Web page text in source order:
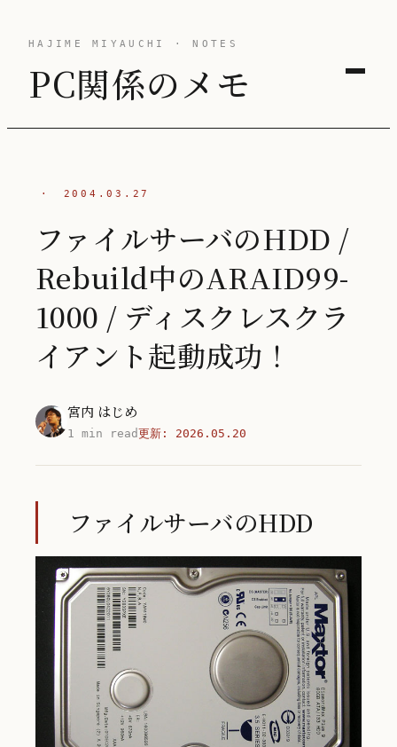
HAJIME MIYAUCHI · NOTES
PC関係のメモ
· 2004.03.27
ファイルサーバのHDD /
Rebuild中のARAID99-
1000 / ディスクレスクラ
イアント起動成功！
宮内 はじめ
1 min read更新: 2026.05.20
ファイルサーバのHDD